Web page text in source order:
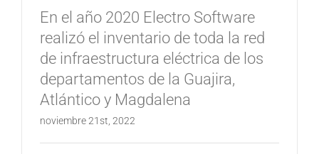
En el año 2020 Electro Software
realizó el inventario de toda la red
de infraestructura eléctrica de los
departamentos de la Guajira,
Atlántico y Magdalena
noviembre 21st, 2022